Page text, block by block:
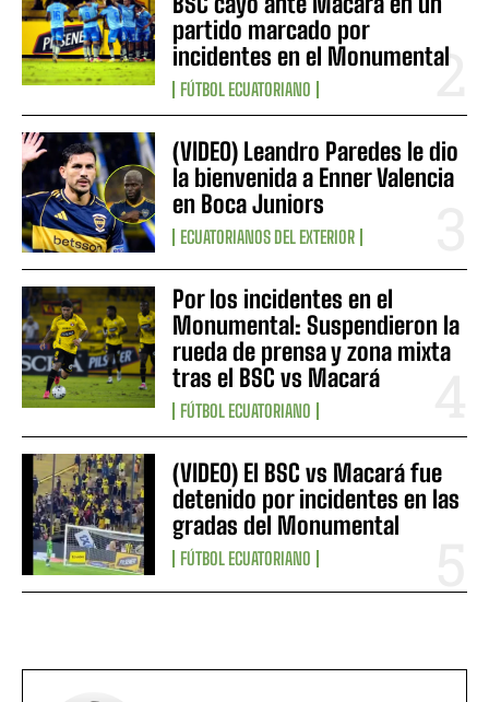
partido marcado por
incidentes en el Monumental
FÚTBOL ECUATORIANO
(VIDEO) Leandro Paredes le dio
la bienvenida a Enner Valencia
en Boca Juniors
ECUATORIANOS DEL EXTERIOR
Por los incidentes en el
Monumental: Suspendieron la
rueda de prensa y zona mixta
tras el BSC vs Macará
FÚTBOL ECUATORIANO
(VIDEO) El BSC vs Macará fue
detenido por incidentes en las
gradas del Monumental
FÚTBOL ECUATORIANO